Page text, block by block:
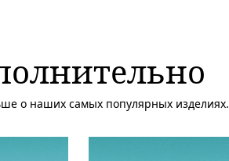
о наших самых популярных изделиях.